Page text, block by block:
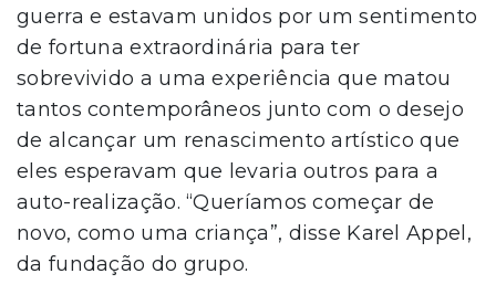
guerra e estavam unidos por um sentimento
de fortuna extraordinária para ter
sobrevivido a uma experiência que matou
tantos contemporâneos junto com o desejo
de alcançar um renascimento artístico que
eles esperavam que levaria outros para a
auto-realização. “Queríamos começar de
novo, como uma criança”, disse Karel Appel,
da fundação do grupo.